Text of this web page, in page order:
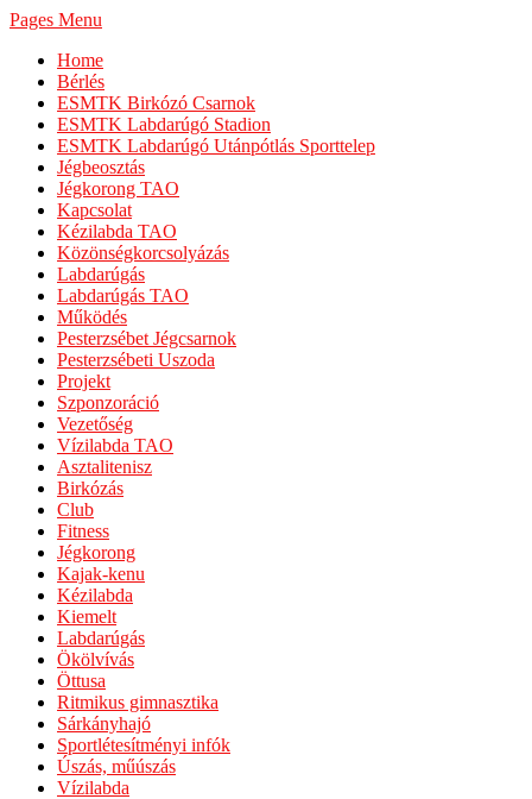
Pages Menu
Home
Bérlés
ESMTK Birkózó Csarnok
ESMTK Labdarúgó Stadion
ESMTK Labdarúgó Utánpótlás Sporttelep
Jégbeosztás
Jégkorong TAO
Kapcsolat
Kézilabda TAO
Közönségkorcsolyázás
Labdarúgás
Labdarúgás TAO
Működés
Pesterzsébet Jégcsarnok
Pesterzsébeti Uszoda
Projekt
Szponzoráció
Vezetőség
Vízilabda TAO
Asztalitenisz
Birkózás
Club
Fitness
Jégkorong
Kajak-kenu
Kézilabda
Kiemelt
Labdarúgás
Ökölvívás
Öttusa
Ritmikus gimnasztika
Sárkányhajó
Sportlétesítményi infók
Úszás, műúszás
Vízilabda